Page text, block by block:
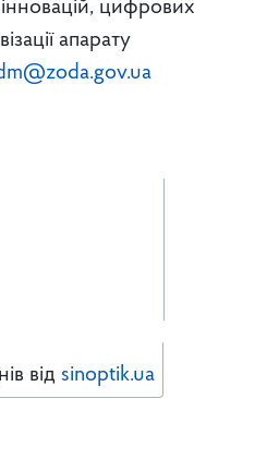
цифрових
апарату
від sinoptik.ua